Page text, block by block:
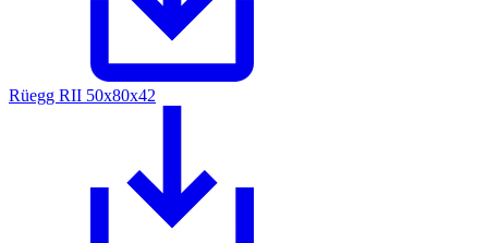
Rüegg RII 50x80x42